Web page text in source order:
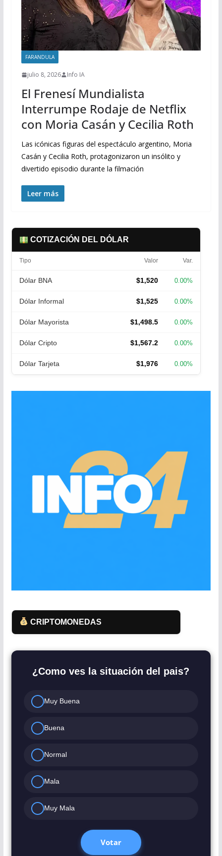
FARANDULA
julio 8, 2026 Info IA
El Frenesí Mundialista
Interrumpe Rodaje de Netflix
con Moria Casán y Cecilia Roth
Las icónicas figuras del espectáculo argentino, Moria
Casán y Cecilia Roth, protagonizaron un insólito y
divertido episodio durante la filmación
Leer más
COTIZACIÓN DEL DÓLAR
Tipo Valor Var.
Dólar BNA $1,520 0.00%
Dólar Informal $1,525 0.00%
Dólar Mayorista $1,498.5 0.00%
Dólar Cripto $1,567.2 0.00%
Dólar Tarjeta $1,976 0.00%
CRIPTOMONEDAS
¿Como ves la situación del pais?
Muy Buena
Buena
Normal
Mala
Muy Mala
Votar